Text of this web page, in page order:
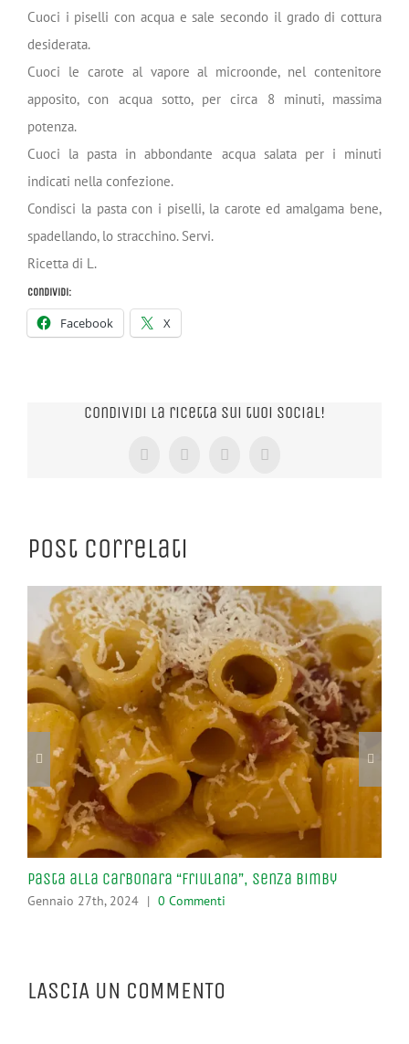
Cuoci i piselli con acqua e sale secondo il grado di cottura
desiderata.
Cuoci le carote al vapore al microonde, nel contenitore
apposito, con acqua sotto, per circa 8 minuti, massima
potenza.
Cuoci la pasta in abbondante acqua salata per i minuti
indicati nella confezione.
Condisci la pasta con i piselli, la carote ed amalgama bene,
spadellando, lo stracchino. Servi.
Ricetta di L.
Condividi:
Facebook X
Condividi la ricetta sui tuoi Social!
Facebook
X TumblrPinterest
Post correlati
Pasta alla Carbonara “Friulana”, senza Bimby
Gennaio 27th, 2024 | 0 Commenti
LASCIA UN COMMENTO